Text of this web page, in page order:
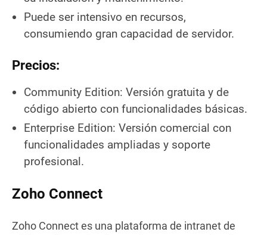
Puede ser intensivo en recursos,
consumiendo gran capacidad de servidor.
Precios:
Community Edition: Versión gratuita y de
código abierto con funcionalidades básicas.
Enterprise Edition: Versión comercial con
funcionalidades ampliadas y soporte
profesional.
Zoho Connect
Zoho Connect es una plataforma de intranet de